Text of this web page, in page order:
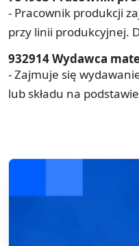
- Pracownik produkcji
przy linii produkcyjnej.
932914 Wydawca
- Zajmuje się
lub składu na